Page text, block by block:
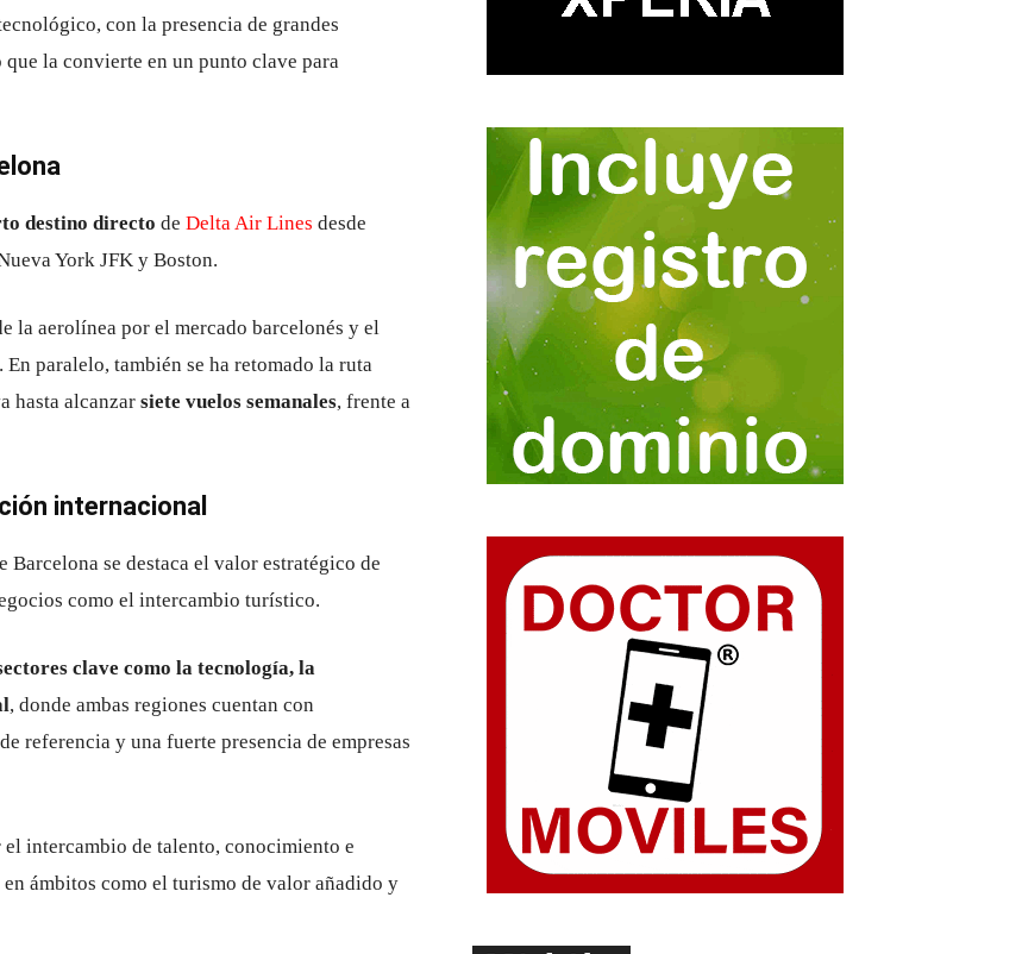
con la presencia de grandes
que la convierte en un punto clave para
destino directo de Delta Air Lines desde
York JFK y Boston.
la aerolínea por el mercado barcelonés y el
paralelo, también se ha retomado la ruta
hasta alcanzar siete vuelos semanales, frente a
internacional
Barcelona se destaca el valor estratégico de
como el intercambio turístico.
clave como la tecnología, la
, donde ambas regiones cuentan con
referencia y una fuerte presencia de empresas
intercambio de talento, conocimiento e
ámbitos como el turismo de valor añadido y